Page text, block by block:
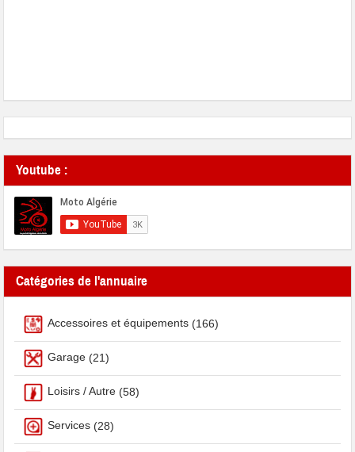
Youtube :
Catégories de l'annuaire
Accessoires et équipements (166)
Garage (21)
Loisirs / Autre (58)
Services (28)